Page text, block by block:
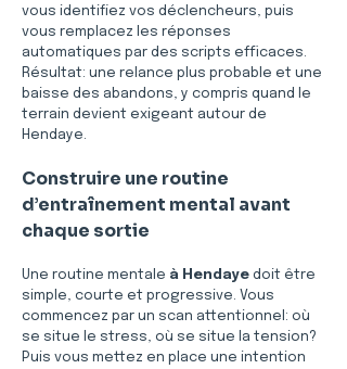
vous identifiez vos déclencheurs, puis
vous remplacez les réponses
automatiques par des scripts efficaces.
Résultat: une relance plus probable et une
baisse des abandons, y compris quand le
terrain devient exigeant autour de
Hendaye.
Construire une routine
d’entraînement mental avant
chaque sortie
Une routine mentale à Hendaye doit être
simple, courte et progressive. Vous
commencez par un scan attentionnel: où
se situe le stress, où se situe la tension?
Puis vous mettez en place une intention